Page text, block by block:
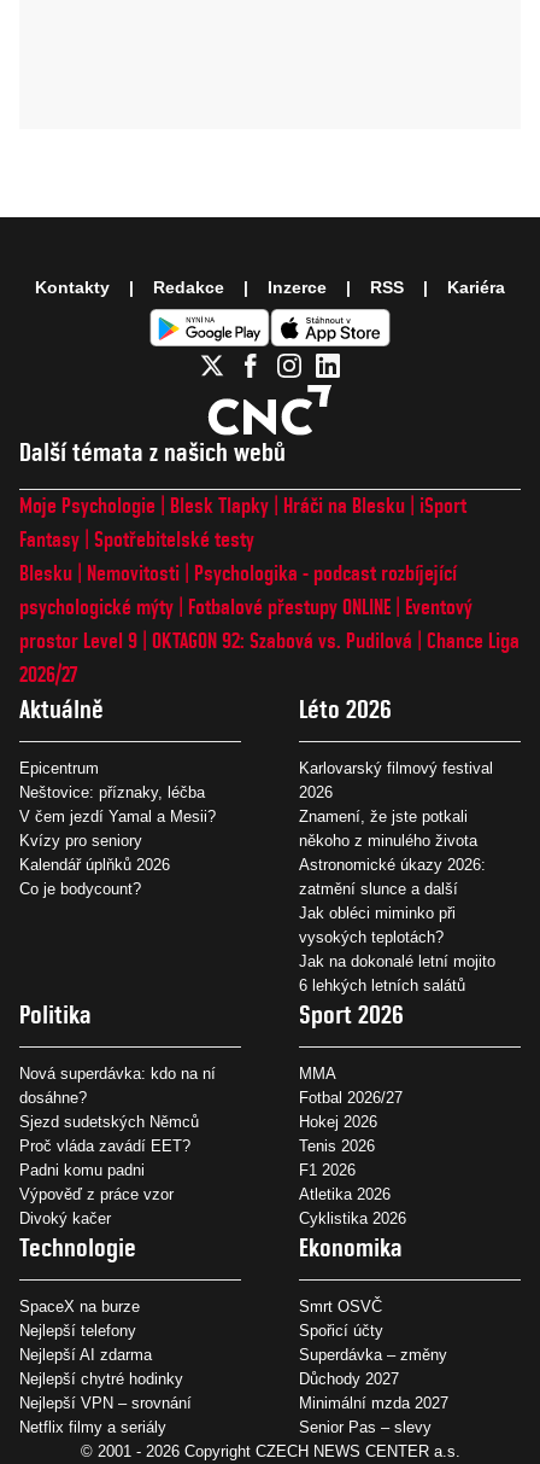
Další témata z našich webů
Moje Psychologie Blesk Tlapky Hráči na Blesku
iSport
Fantasy Spotřebitelské testy
Blesku
Nemovitosti
Psychologika - podcast rozbíjející
psychologické mýty
Fotbalové přestupy ONLINE
Eventový
prostor Level 9 OKTAGON 92: Szabová vs. Pudilová
Chance Liga
2026/27
Aktuálně
Epicentrum
Neštovice: příznaky, léčba
V čem jezdí Yamal a Mesii?
Kvízy pro seniory
Kalendář úplňků 2026
Co je bodycount?
Léto 2026
Karlovarský filmový festival
2026
Znamení, že jste potkali
někoho z minulého života
Astronomické úkazy 2026:
zatmění slunce a další
Jak obléci miminko při
vysokých teplotách?
Jak na dokonalé letní mojito
6 lehkých letních salátů
Politika
Nová superdávka: kdo na ní
dosáhne?
Sjezd sudetských Němců
Proč vláda zavádí EET?
Padni komu padni
Výpověď z práce vzor
Divoký kačer
Sport 2026
MMA
Fotbal 2026/27
Hokej 2026
Tenis 2026
F1 2026
Atletika 2026
Cyklistika 2026
Technologie
SpaceX na burze
Nejlepší telefony
Nejlepší AI zdarma
Nejlepší chytré hodinky
Nejlepší VPN – srovnání
Netflix filmy a seriály
Ekonomika
Smrt OSVČ
Spořicí účty
Superdávka – změny
Důchody 2027
Minimální mzda 2027
Senior Pas – slevy
Kontakty Redakce Inzerce RSS Kariéra
© 2001 - 2026 Copyright CZECH NEWS CENTER a.s.